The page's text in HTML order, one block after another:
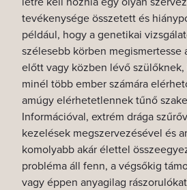
tevékenysége összetett és
például, hogy a genetikai
szélesebb körben megismertesse
előtt vagy közben lévő
minél több ember számára
amúgy elérhetetlennek tűnő
Információval, extrém drága
kezelések megszervezésével és
komolyabb akár élettel
probléma áll fenn, a végsőkig
vagy éppen anyagilag